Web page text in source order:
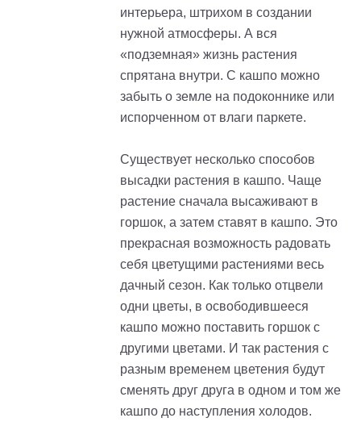
интерьера, штрихом в создании
нужной атмосферы. А вся
«подземная» жизнь растения
спрятана внутри. С кашпо можно
забыть о земле на подоконнике или
испорченном от влаги паркете.
Существует несколько способов
высадки растения в кашпо. Чаще
растение сначала высаживают в
горшок, а затем ставят в кашпо. Это
прекрасная возможность радовать
себя цветущими растениями весь
дачный сезон. Как только отцвели
одни цветы, в освободившееся
кашпо можно поставить горшок с
другими цветами. И так растения с
разным временем цветения будут
сменять друг друга в одном и том же
кашпо до наступления холодов.